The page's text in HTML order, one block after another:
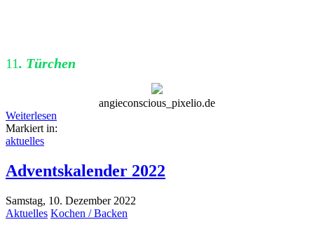
11. Türchen
angieconscious_pixelio.de
Weiterlesen
Markiert in:
aktuelles
Adventskalender 2022
Samstag, 10. Dezember 2022
Aktuelles Kochen / Backen